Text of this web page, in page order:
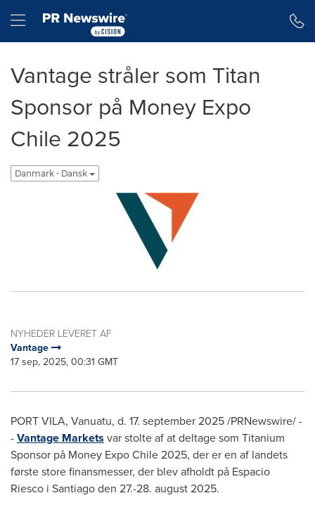
Hamburger menu
Vantage stråler som Titan
Sponsor på Money Expo
Chile 2025
Danmark - Dansk
NYHEDER LEVERET AF
Vantage
17 sep, 2025, 00:31 GMT
PORT VILA, Vanuatu, d. 17. september 2025/PRNewswire/ -
-Vantage Markets var stolte af at deltage som Titanium
Sponsor på Money Expo Chile 2025, der er en af landets
første store finansmesser, der blev afholdt på Espacio
Riesco i Santiago den 27.-28. august 2025.